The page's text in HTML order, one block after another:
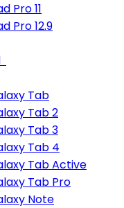
Pro 11
Pro 12.9
Tab
Tab 2
Tab 3
Tab 4
Tab Active
Tab Pro
Note